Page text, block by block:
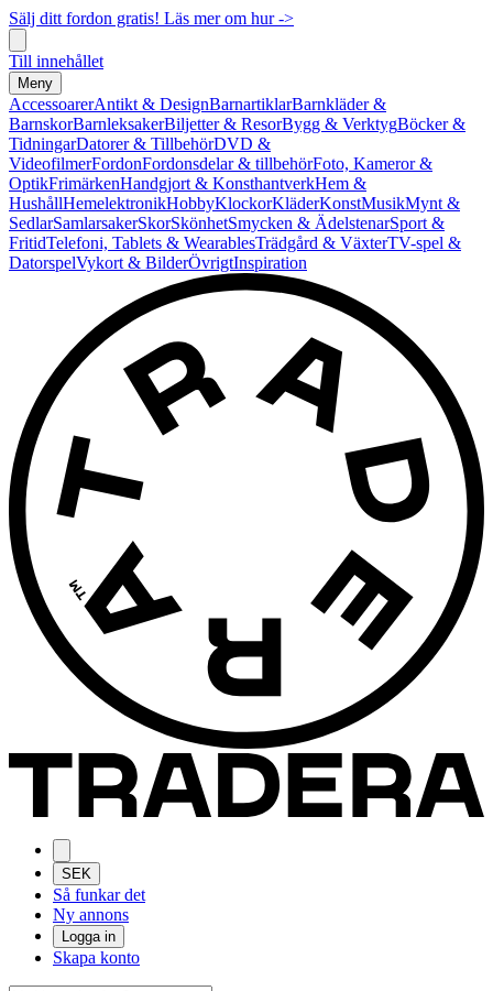
Sälj ditt fordon gratis! Läs mer om hur ->
Till innehållet
Meny
AccessoarerAntikt & DesignBarnartiklarBarnkläder &
BarnskorBarnleksakerBiljetter & ResorBygg & VerktygBöcker &
TidningarDatorer & TillbehörDVD &
VideofilmerFordonFordonsdelar & tillbehörFoto, Kameror &
OptikFrimärkenHandgjort & KonsthantverkHem &
HushållHemelektronikHobbyKlockorKläderKonstMusikMynt &
SedlarSamlarsakerSkorSkönhetSmycken & ÄdelstenarSport &
FritidTelefoni, Tablets & WearablesTrädgård & VäxterTV-spel &
DatorspelVykort & BilderÖvrigtInspiration
SEK
Så funkar det
Ny annons
Logga in
Skapa konto